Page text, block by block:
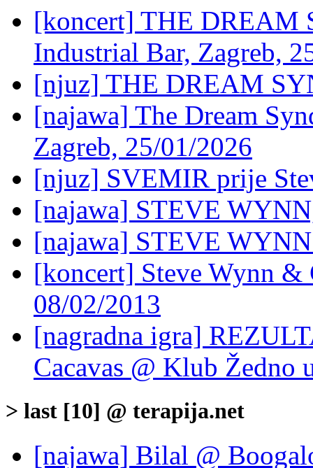
[koncert] THE DREAM
Industrial Bar, Zagreb,
[njuz] THE DREAM
[najawa] The Dream
Zagreb, 25/01/2026
[njuz] SVEMIR prije
[najawa] STEVE
[najawa] STEVE
[koncert] Steve Wynn &
08/02/2013
[nagradna igra]
Cacavas @ Klub Žedno
> last [10] @ terapija.net
[najawa] Bilal @